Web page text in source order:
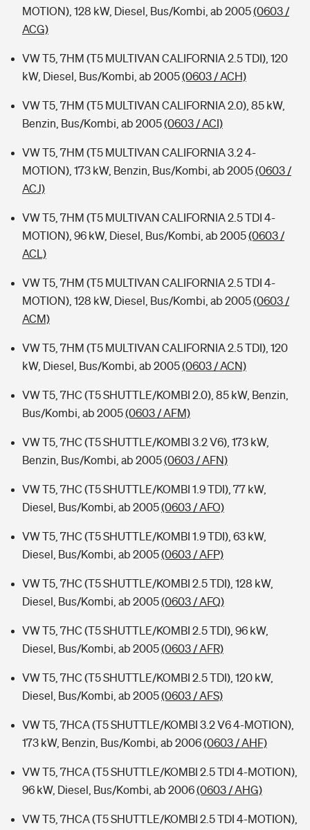
MOTION), 128 kW, Diesel, Bus/Kombi, ab 2005(0603 /
ACG)
VW T5, 7HM (T5 MULTIVAN CALIFORNIA 2.5 TDI), 120
kW, Diesel, Bus/Kombi, ab 2005(0603 / ACH)
VW T5, 7HM (T5 MULTIVAN CALIFORNIA 2.0), 85 kW,
Benzin, Bus/Kombi, ab 2005(0603 / ACI)
VW T5, 7HM (T5 MULTIVAN CALIFORNIA 3.2 4-
MOTION), 173 kW, Benzin, Bus/Kombi, ab 2005(0603 /
ACJ)
VW T5, 7HM (T5 MULTIVAN CALIFORNIA 2.5 TDI 4-
MOTION), 96 kW, Diesel, Bus/Kombi, ab 2005(0603 /
ACL)
VW T5, 7HM (T5 MULTIVAN CALIFORNIA 2.5 TDI 4-
MOTION), 128 kW, Diesel, Bus/Kombi, ab 2005(0603 /
ACM)
VW T5, 7HM (T5 MULTIVAN CALIFORNIA 2.5 TDI), 120
kW, Diesel, Bus/Kombi, ab 2005(0603 / ACN)
VW T5, 7HC (T5 SHUTTLE/KOMBI 2.0), 85 kW, Benzin,
Bus/Kombi, ab 2005(0603 / AFM)
VW T5, 7HC (T5 SHUTTLE/KOMBI 3.2 V6), 173 kW,
Benzin, Bus/Kombi, ab 2005(0603 / AFN)
VW T5, 7HC (T5 SHUTTLE/KOMBI 1.9 TDI), 77 kW,
Diesel, Bus/Kombi, ab 2005(0603 / AFO)
VW T5, 7HC (T5 SHUTTLE/KOMBI 1.9 TDI), 63 kW,
Diesel, Bus/Kombi, ab 2005(0603 / AFP)
VW T5, 7HC (T5 SHUTTLE/KOMBI 2.5 TDI), 128 kW,
Diesel, Bus/Kombi, ab 2005(0603 / AFQ)
VW T5, 7HC (T5 SHUTTLE/KOMBI 2.5 TDI), 96 kW,
Diesel, Bus/Kombi, ab 2005(0603 / AFR)
VW T5, 7HC (T5 SHUTTLE/KOMBI 2.5 TDI), 120 kW,
Diesel, Bus/Kombi, ab 2005(0603 / AFS)
VW T5, 7HCA (T5 SHUTTLE/KOMBI 3.2 V6 4-MOTION),
173 kW, Benzin, Bus/Kombi, ab 2006(0603 / AHF)
VW T5, 7HCA (T5 SHUTTLE/KOMBI 2.5 TDI 4-MOTION),
96 kW, Diesel, Bus/Kombi, ab 2006(0603 / AHG)
VW T5, 7HCA (T5 SHUTTLE/KOMBI 2.5 TDI 4-MOTION),